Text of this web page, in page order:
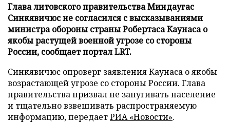
Глава литовского правительства Миндаугас
Синкявичюс не согласился с высказываниями
министра обороны страны Робертаса Каунаса о
якобы растущей военной угрозе со стороны
России, сообщает портал LRT.
Синкявичюс опроверг заявления Каунаса о якобы
возрастающей угрозе со стороны России. Глава
правительства призвал не запугивать население
и тщательно взвешивать распространяемую
информацию, передаетРИА «Новости».